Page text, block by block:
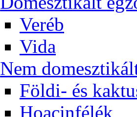
Veréb
Vida
Nem
Földi- és
Hoacinfélék